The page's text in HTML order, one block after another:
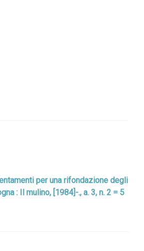
per una rifondazione degli
: Il mulino, [1984]-., a. 3, n. 2 = 5